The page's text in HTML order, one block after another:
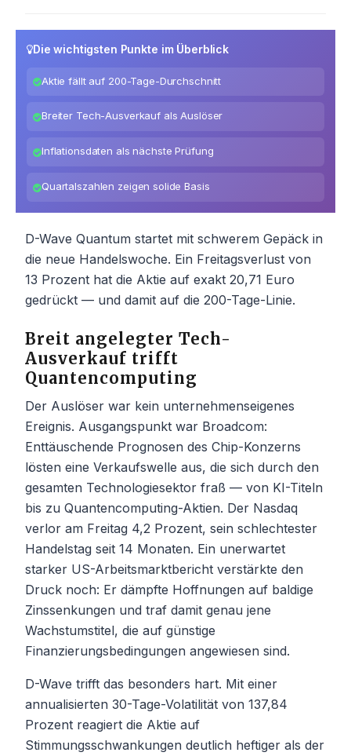
Die wichtigsten Punkte im Überblick
Aktie fällt auf 200-Tage-Durchschnitt
Breiter Tech-Ausverkauf als Auslöser
Inflationsdaten als nächste Prüfung
Quartalszahlen zeigen solide Basis
D-Wave Quantum startet mit schwerem Gepäck in
die neue Handelswoche. Ein Freitagsverlust von
13 Prozent hat die Aktie auf exakt 20,71 Euro
gedrückt — und damit auf die 200-Tage-Linie.
Breit angelegter Tech-
Ausverkauf trifft
Quantencomputing
Der Auslöser war kein unternehmenseigenes
Ereignis. Ausgangspunkt war Broadcom:
Enttäuschende Prognosen des Chip-Konzerns
lösten eine Verkaufswelle aus, die sich durch den
gesamten Technologiesektor fraß — von KI-Titeln
bis zu Quantencomputing-Aktien. Der Nasdaq
verlor am Freitag 4,2 Prozent, sein schlechtester
Handelstag seit 14 Monaten. Ein unerwartet
starker US-Arbeitsmarktbericht verstärkte den
Druck noch: Er dämpfte Hoffnungen auf baldige
Zinssenkungen und traf damit genau jene
Wachstumstitel, die auf günstige
Finanzierungsbedingungen angewiesen sind.
D-Wave trifft das besonders hart. Mit einer
annualisierten 30-Tage-Volatilität von 137,84
Prozent reagiert die Aktie auf
Stimmungsschwankungen deutlich heftiger als der